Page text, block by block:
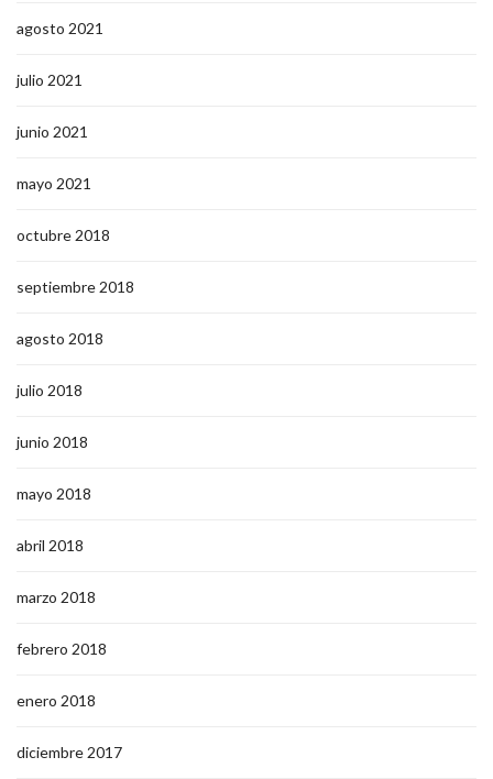
agosto 2021
julio 2021
junio 2021
mayo 2021
octubre 2018
septiembre 2018
agosto 2018
julio 2018
junio 2018
mayo 2018
abril 2018
marzo 2018
febrero 2018
enero 2018
diciembre 2017